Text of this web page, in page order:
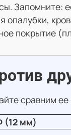
Запомните:
опалубки,
покрытие
сравним
(12 мм)